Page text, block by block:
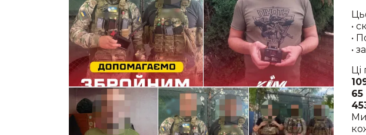
•
•
•
Ці
Ми